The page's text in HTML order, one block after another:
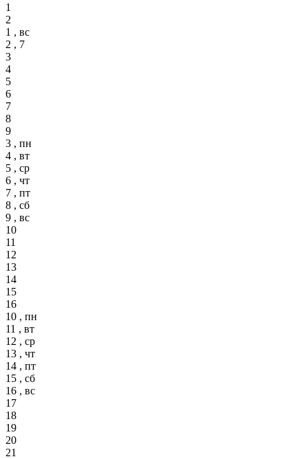
1
2
1 , вс
2 , 7
3
4
5
6
7
8
9
3 , пн
4 , вт
5 , ср
6 , чт
7 , пт
8 , сб
9 , вс
10
11
12
13
14
15
16
10 , пн
11 , вт
12 , ср
13 , чт
14 , пт
15 , сб
16 , вс
17
18
19
20
21